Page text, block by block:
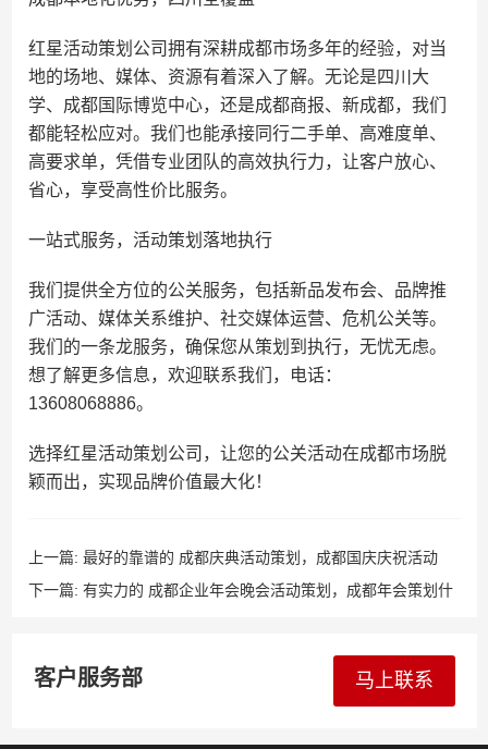
红星活动策划公司拥有深耕成都市场多年的经验，对当
地的场地、媒体、资源有着深入了解。无论是四川大
学、成都国际博览中心，还是成都商报、新成都，我们
都能轻松应对。我们也能承接同行二手单、高难度单、
高要求单，凭借专业团队的高效执行力，让客户放心、
省心，享受高性价比服务。
一站式服务，活动策划落地执行
我们提供全方位的公关服务，包括新品发布会、品牌推
广活动、媒体关系维护、社交媒体运营、危机公关等。
我们的一条龙服务，确保您从策划到执行，无忧无虑。
想了解更多信息，欢迎联系我们，电话：
13608068886。
选择红星活动策划公司，让您的公关活动在成都市场脱
颖而出，实现品牌价值最大化！
上一篇: 最好的靠谱的 成都庆典活动策划，成都国庆庆祝活动
下一篇: 有实力的 成都企业年会晚会活动策划，成都年会策划什
客户服务部 马上联系